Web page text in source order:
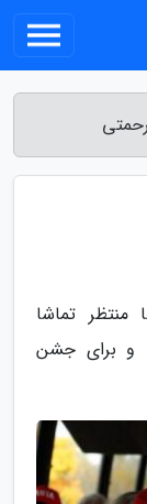
منتظر تماشا
و برای جشن